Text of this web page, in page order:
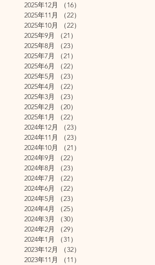
2025年12月
（16）
2025年11月
（22）
2025年10月
（22）
2025年9月
（21）
2025年8月
（23）
2025年7月
（21）
2025年6月
（22）
2025年5月
（23）
2025年4月
（22）
2025年3月
（23）
2025年2月
（20）
2025年1月
（22）
2024年12月
（23）
2024年11月
（23）
2024年10月
（21）
2024年9月
（22）
2024年8月
（23）
2024年7月
（22）
2024年6月
（22）
2024年5月
（23）
2024年4月
（25）
2024年3月
（30）
2024年2月
（29）
2024年1月
（31）
2023年12月
（32）
2023年11月
（11）